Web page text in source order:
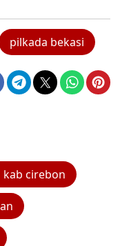
pilkada bekasi
kab cirebon